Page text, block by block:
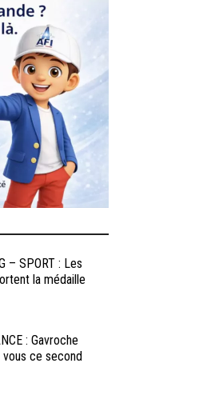
– SPORT : Les
la médaille
: Gavroche
ce second